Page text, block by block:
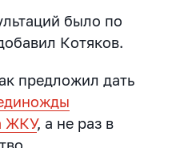
было по
Котяков.
предложил дать
ЖКУ, а не раз в